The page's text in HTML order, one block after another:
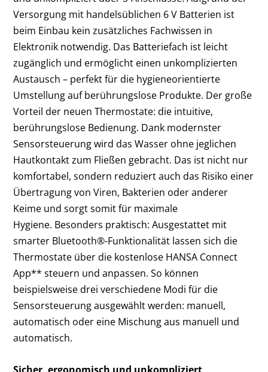
Versorgung mit handelsüblichen 6 V Batterien ist
beim Einbau kein zusätzliches Fachwissen in
Elektronik notwendig. Das Batteriefach ist leicht
zugänglich und ermöglicht einen unkomplizierten
Austausch – perfekt für die hygieneorientierte
Umstellung auf berührungslose Produkte. Der große
Vorteil der neuen Thermostate: die intuitive,
berührungslose Bedienung. Dank modernster
Sensorsteuerung wird das Wasser ohne jeglichen
Hautkontakt zum Fließen gebracht. Das ist nicht nur
komfortabel, sondern reduziert auch das Risiko einer
Übertragung von Viren, Bakterien oder anderer
Keime und sorgt somit für maximale
Hygiene. Besonders praktisch: Ausgestattet mit
smarter Bluetooth®-Funktionalität lassen sich die
Thermostate über die kostenlose HANSA Connect
App** steuern und anpassen. So können
beispielsweise drei verschiedene Modi für die
Sensorsteuerung ausgewählt werden: manuell,
automatisch oder eine Mischung aus manuell und
automatisch.
Sicher, ergonomisch und unkompliziert